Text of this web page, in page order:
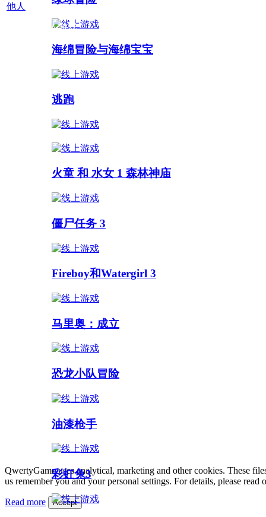
他人
多人游戏 :
海绵冒险与海绵宝宝
逃跑
火童 和 水女 1 森林神庙
僵尸任务 3
Fireboy和Watergirl 3
马里奥：成立
恐龙小队冒险
油漆枪手
彩虹兔3
QwertyGame uses analytical, marketing and other cookies. These
us remember you and your personal settings. For details, please read
Read more Accept